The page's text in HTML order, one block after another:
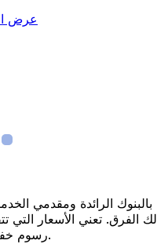
عرض
لك الفرق. تعني الأسعار التي
رسوم خفية قيمة أكبر على كل عملية تحويل.